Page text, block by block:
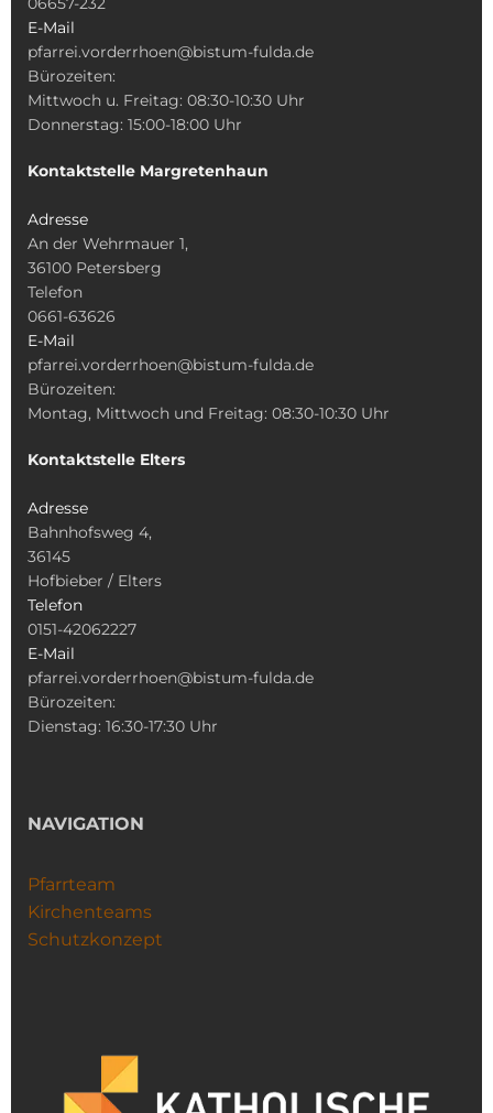
E-Mail
pfarrei.vorderrhoen@bistum-fulda.de
Bürozeiten:
Mittwoch u. Freitag: 08:30-10:30 Uhr
Donnerstag: 15:00-18:00 Uhr
Kontaktstelle Margretenhaun
Adresse
An der Wehrmauer 1,
36100 Petersberg
Telefon
0661-63626
E-Mail
pfarrei.vorderrhoen@bistum-fulda.de
Bürozeiten:
Montag, Mittwoch und Freitag: 08:30-10:30 Uhr
Kontaktstelle Elters
Adresse
Bahnhofsweg 4,
36145
Hofbieber / Elters
Telefon
0151-42062227
E-Mail
pfarrei.vorderrhoen@bistum-fulda.de
Bürozeiten:
Dienstag: 16:30-17:30 Uhr
NAVIGATION
Pfarrteam
Kirchenteams
Schutzkonzept